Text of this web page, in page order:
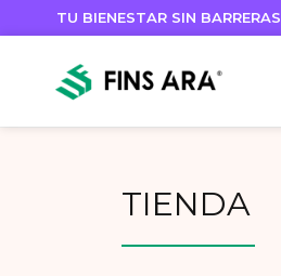
TU BIENESTAR SIN BARRERAS
TIENDA